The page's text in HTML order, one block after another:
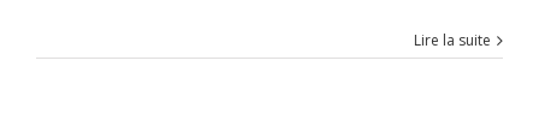
Lire la suite